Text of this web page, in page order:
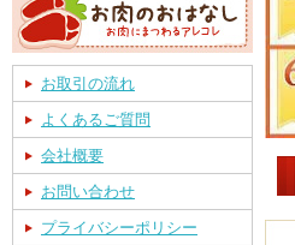
お取引の流れ
よくあるご質問
会社概要
お問い合わせ
プライバシーポリシー